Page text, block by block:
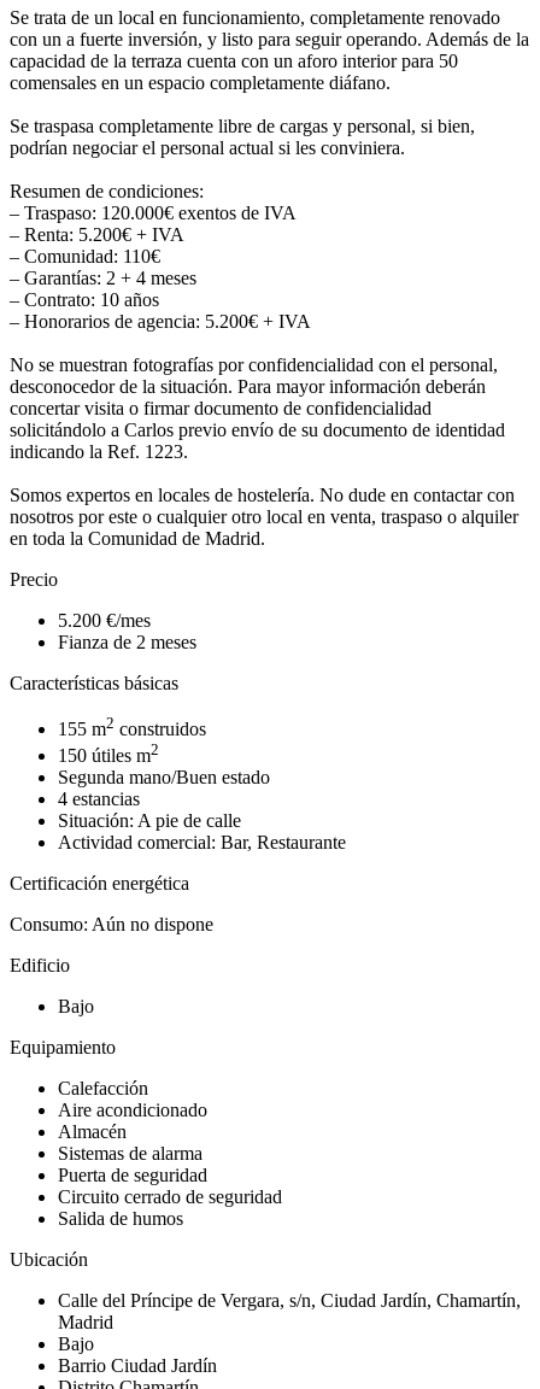
Se trata de un local en funcionamiento, completamente renovado
con un a fuerte inversión, y listo para seguir operando. Además de la
capacidad de la terraza cuenta con un aforo interior para 50
comensales en un espacio completamente diáfano.
Se traspasa completamente libre de cargas y personal, si bien,
podrían negociar el personal actual si les conviniera.
Resumen de condiciones:
– Traspaso: 120.000€ exentos de IVA
– Renta: 5.200€ + IVA
– Comunidad: 110€
– Garantías: 2 + 4 meses
– Contrato: 10 años
– Honorarios de agencia: 5.200€ + IVA
No se muestran fotografías por confidencialidad con el personal,
desconocedor de la situación. Para mayor información deberán
concertar visita o firmar documento de confidencialidad
solicitándolo a Carlos previo envío de su documento de identidad
indicando la Ref. 1223.
Somos expertos en locales de hostelería. No dude en contactar con
nosotros por este o cualquier otro local en venta, traspaso o alquiler
en toda la Comunidad de Madrid.
Precio
5.200 €/mes
Fianza de 2 meses
Características básicas
155 m2 construidos
150 útiles m2
Segunda mano/Buen estado
4 estancias
Situación: A pie de calle
Actividad comercial: Bar, Restaurante
Certificación energética
Consumo: Aún no dispone
Edificio
Bajo
Equipamiento
Calefacción
Aire acondicionado
Almacén
Sistemas de alarma
Puerta de seguridad
Circuito cerrado de seguridad
Salida de humos
Ubicación
Calle del Príncipe de Vergara, s/n, Ciudad Jardín, Chamartín,
Madrid
Bajo
Barrio Ciudad Jardín